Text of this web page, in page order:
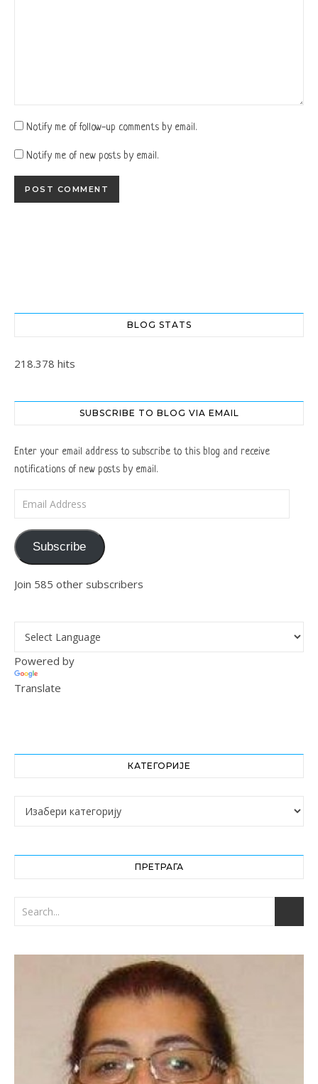
Notify me of follow-up comments by email.
Notify me of new posts by email.
BLOG STATS
218.378 hits
SUBSCRIBE TO BLOG VIA EMAIL
Enter your email address to subscribe to this blog and receive
notifications of new posts by email.
Subscribe
Join 585 other subscribers
Powered by
Translate
КАТЕГОРИЈЕ
Категорије
ПРЕТРАГА